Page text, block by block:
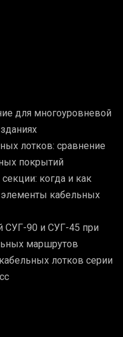
для многоуровневой
лотков: сравнение
покрытий
когда и как
элементы кабельных
СУГ-90 и СУГ-45 при
маршрутов
лотков серии